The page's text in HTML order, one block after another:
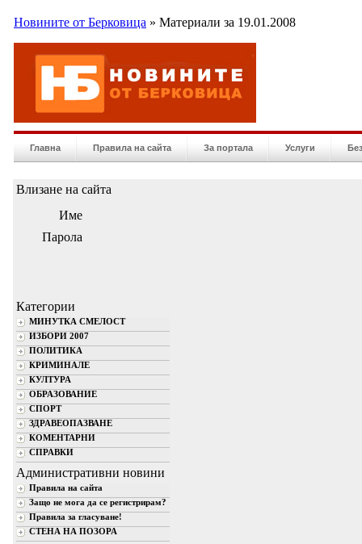
Новините от Берковица » Материали за 19.01.2008
Главна Правила на сайта За портала Услуги
Влизане на сайта
Име
Парола
Категории
МИНУТКА СМЕЛОСТ
ИЗБОРИ 2007
ПОЛИТИКА
КРИМИНАЛЕ
КУЛТУРА
ОБРАЗОВАНИЕ
СПОРТ
ЗДРАВЕОПАЗВАНЕ
КОМЕНТАРНИ
СПРАВКИ
Административни новини
Правила на сайта
Защо не мога да се регистрирам?
Правила за гласуване!
СТЕНА НА ПОЗОРА